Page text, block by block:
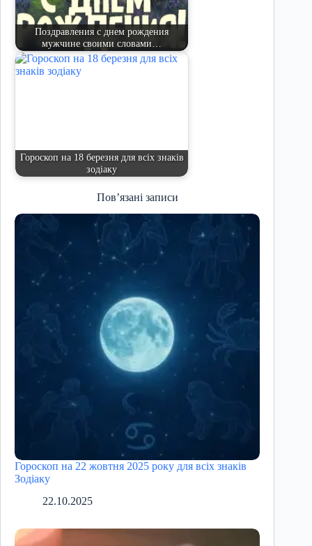
Поздравления с днем рождения
мужчине своими словами…
Гороскоп на 18 березня для всіх знаків
зодіаку
Пов’язані записи
Гороскоп на 22 жовтня 2025 року для всіх знаків
Зодіаку
22.10.2025